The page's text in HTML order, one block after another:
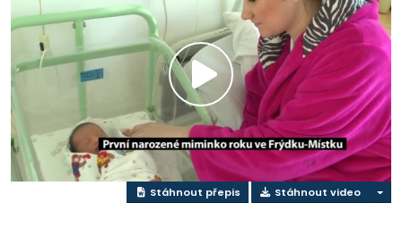
Přehrát
video
Stáhnout přepis Stáhnout video